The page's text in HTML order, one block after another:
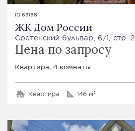
ID 63198
ЖК Дом России
Сретенский бульвар, 6/1, стр. 2
Цена по запросу
Квартира, 4 комнаты
Квартира 146 м²